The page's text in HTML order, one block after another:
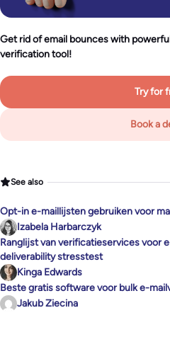
Get rid of email bounces with
verification tool!
Try for
Book a
See also
Opt-in e-maillijsten gebruiken voor
Izabela Harbarczyk
Ranglijst van verificatieservices voor
deliverability stresstest
Kinga Edwards
Beste gratis software voor bulk e-
Jakub Ziecina